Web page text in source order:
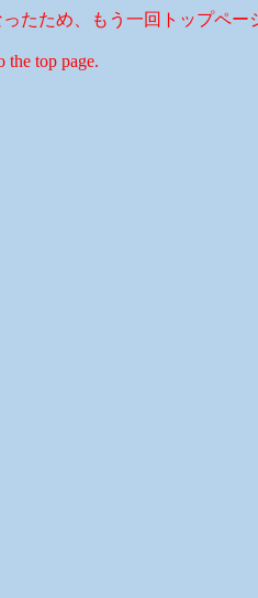
たため、もう一回トップペー
the top page.